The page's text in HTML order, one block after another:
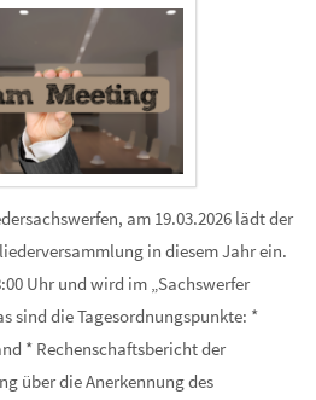
am 19.03.2026 lädt der
in diesem Jahr ein.
Uhr und wird im „Sachswerfer
sind die Tagesordnungspunkte: *
* Rechenschaftsbericht der
über die Anerkennung des